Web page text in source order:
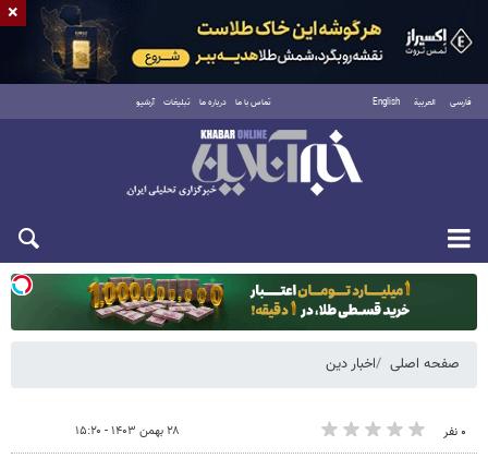
فارسی العربية English تماس با ما درباره ما تبلیغات آرشیو
یکشنبه ۱۸ مرداد ۱۴۰۵
صفحه اصلی اخبار دین
۰ نفر ۲۸ بهمن ۱۴۰۳ - ۱۵:۲۰
×